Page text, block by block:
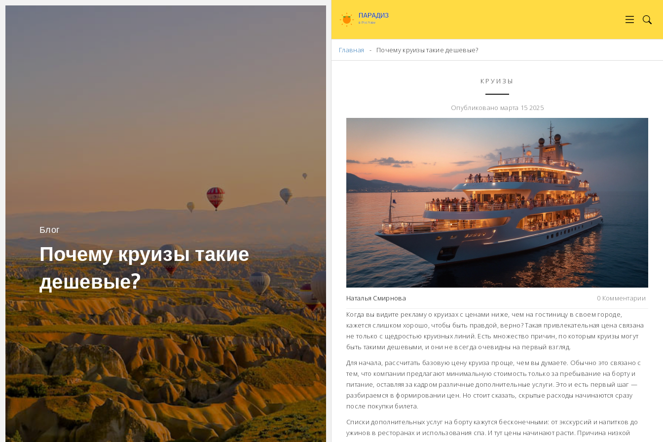
Блог
Почему круизы такие
дешевые?
Главная Почему круизы такие дешевые?
КРУИЗЫ
Опубликовано марта 15 2025
Наталья Смирнова
0 Комментарии
Когда вы видите рекламу о круизах с ценами ниже, чем на гостиницу в своем городе,
кажется слишком хорошо, чтобы быть правдой, верно? Такая привлекательная цена связана
не только с щедростью круизных линий. Есть множество причин, по которым круизы могут
быть такими дешевыми, и они не всегда очевидны на первый взгляд.
Для начала, рассчитать базовую цену круиза проще, чем вы думаете. Обычно это связано с
тем, что компании предлагают минимальную стоимость только за пребывание на борту и
питание, оставляя за кадром различные дополнительные услуги. Это и есть первый шаг —
разбираемся в формировании цен. Но стоит сказать, скрытые расходы начинаются сразу
после покупки билета.
Списки дополнительных услуг на борту кажутся бесконечными: от экскурсий и напитков до
ужинов в ресторанах и использования спа. И тут цены начинают расти. Причина низкой